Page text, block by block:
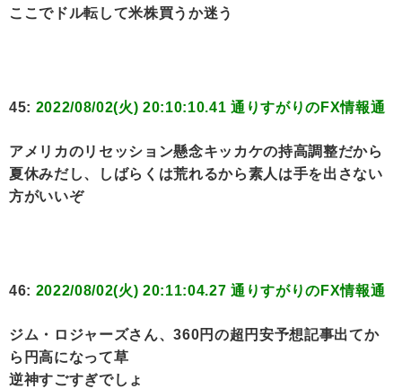
ここでドル転して米株買うか迷う
45: 2022/08/02(火) 20:10:10.41 通りすがりのFX情報通
アメリカのリセッション懸念キッカケの持高調整だから
夏休みだし、しばらくは荒れるから素人は手を出さない
方がいいぞ
46: 2022/08/02(火) 20:11:04.27 通りすがりのFX情報通
ジム・ロジャーズさん、360円の超円安予想記事出てか
ら円高になって草
逆神すごすぎでしょ